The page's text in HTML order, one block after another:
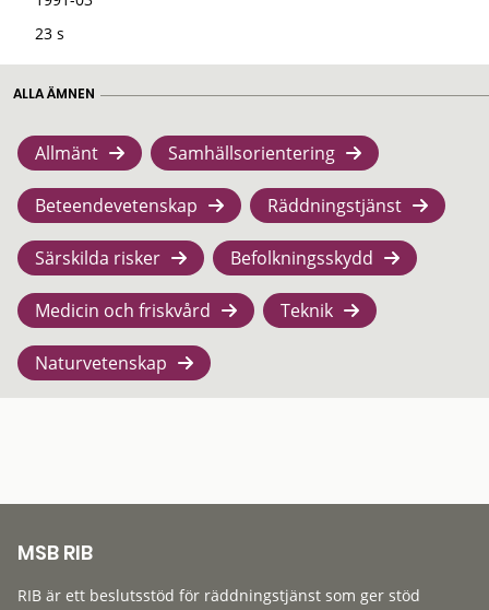
23 s
ALLA ÄMNEN
Allmänt Samhällsorientering
Beteendevetenskap Räddningstjänst
Särskilda risker Befolkningsskydd
Medicin och friskvård Teknik
Naturvetenskap
MSB RIB
RIB är ett beslutsstöd för räddningstjänst som ger stöd